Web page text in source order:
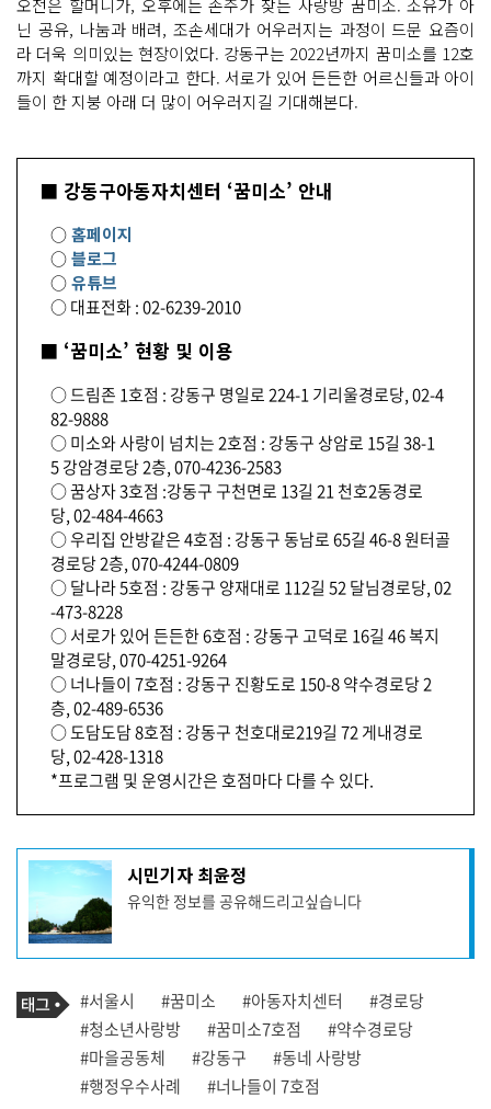
닌 공유, 나눔과 배려, 조손세대가 어우러지는 과정이 드문 요즘이
라 더욱 의미있는 현장이었다. 강동구는 2022년까지 꿈미소를 12호
까지 확대할 예정이라고 한다. 서로가 있어 든든한 어르신들과 아이
들이 한 지붕 아래 더 많이 어우러지길 기대해본다.
■ 강동구아동자치센터 ‘꿈미소’ 안내
○홈페이지
○블로그
○유튜브
○ 대표전화 : 02-6239-2010
■ ‘꿈미소’ 현황 및 이용
○ 드림존 1호점 : 강동구 명일로 224-1 기리울경로당, 02-4
82-9888
○ 미소와 사랑이 넘치는 2호점 : 강동구 상암로 15길 38-1
5 강암경로당 2층, 070-4236-2583
○ 꿈상자 3호점 :강동구 구천면로 13길 21 천호2동경로
당, 02-484-4663
○ 우리집 안방같은 4호점 : 강동구 동남로 65길 46-8 원터골
경로당 2층, 070-4244-0809
○ 달나라 5호점 : 강동구 양재대로 112길 52 달님경로당, 02
-473-8228
○ 서로가 있어 든든한 6호점 : 강동구 고덕로 16길 46 복지
말경로당, 070-4251-9264
○ 너나들이 7호점 : 강동구 진황도로 150-8 약수경로당 2
층, 02-489-6536
○ 도담도담 8호점 : 강동구 천호대로219길 72 게내경로
당, 02-428-1318
*프로그램 및 운영시간은 호점마다 다를 수 있다.
기
사
작
성
자
프
필
시민기자 최윤정
유익한 정보를 공유해드리고싶습니다
기
사
관
련
태
그
태
그
#서울시 #꿈미소 #아동자치센터
#경로당
#청소년사랑방
#꿈미소7호점
#약수경로당
#마을공동체
#강동구
#동네 사랑방
#행정우수사례
#너나들이 7호점